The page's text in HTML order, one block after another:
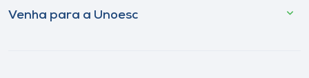
Venha para a Unoesc